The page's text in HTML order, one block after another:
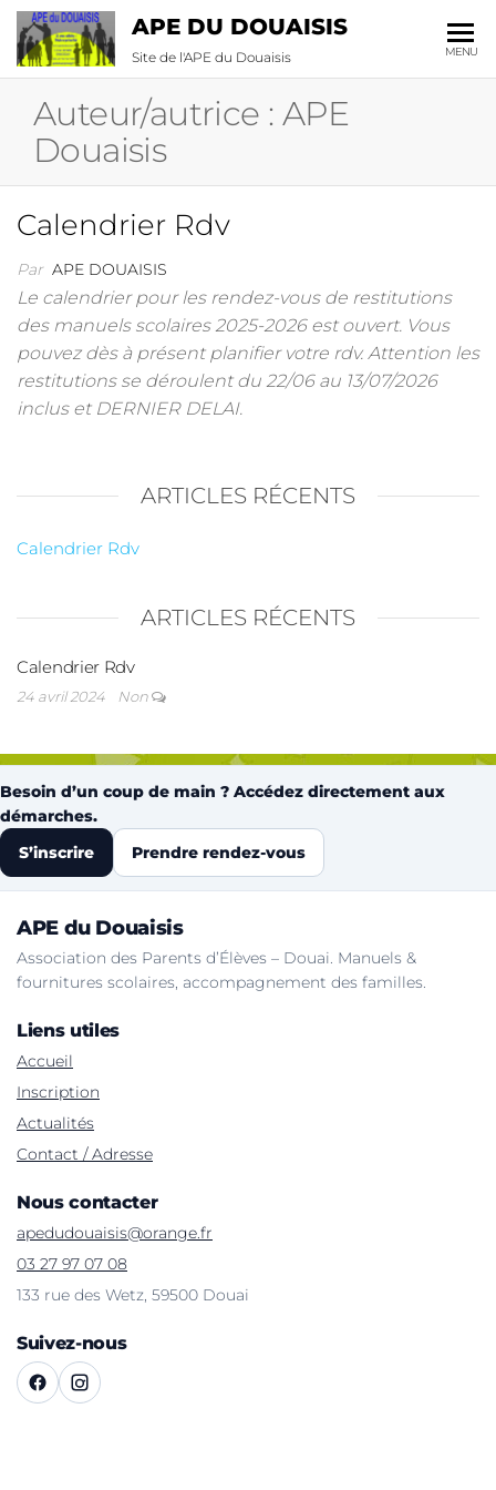
APE DU DOUAISIS
Site de l'APE du Douaisis MENU
Auteur/autrice : APE
Douaisis
Calendrier Rdv
Par APE DOUAISIS
Le calendrier pour les rendez-vous de restitutions
des manuels scolaires 2025-2026 est ouvert. Vous
pouvez dès à présent planifier votre rdv. Attention les
restitutions se déroulent du 22/06 au 13/07/2026
inclus et DERNIER DELAI.
ARTICLES RÉCENTS
Calendrier Rdv
ARTICLES RÉCENTS
Calendrier Rdv
24 avril 2024 Non
Besoin d’un coup de main ? Accédez directement aux
démarches.
S’inscrire
Prendre rendez-vous
APE du Douaisis
Association des Parents d’Élèves – Douai. Manuels &
fournitures scolaires, accompagnement des familles.
Liens utiles
Accueil
Inscription
Actualités
Contact / Adresse
Nous contacter
apedudouaisis@orange.fr
03 27 97 07 08
133 rue des Wetz, 59500 Douai
Suivez-nous